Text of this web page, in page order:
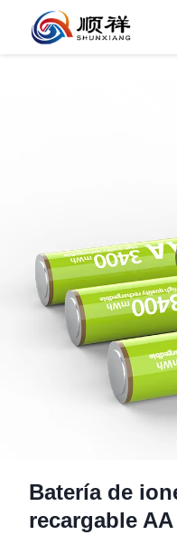
Batería de
recargable